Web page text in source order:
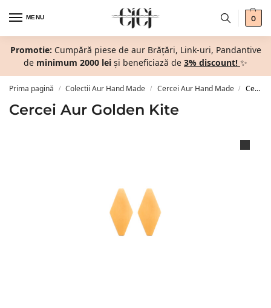
MENU 0
Promotie: Cumpără piese de aur Brățări, Link-uri, Pandantive
de minimum 2000 lei și beneficiază de 3% discount! ✨
Prima pagină / Colectii Aur Hand Made / Cercei Aur Hand Made / Cercei Aur Golden Kite
Cercei Aur Golden Kite